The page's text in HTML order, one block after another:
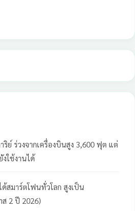
ย์ ร่วงจากเครื่องบินสูง 3,600 ฟุต แต่
ใช้งานได้
สมาร์ตโฟนทั่วโลก สูงเป็น
2 ปี 2026)